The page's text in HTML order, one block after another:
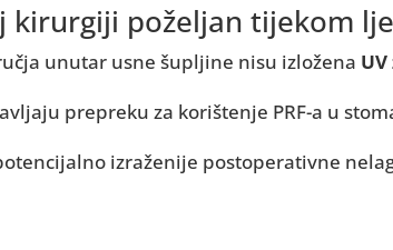
kirurgiji poželjan tijekom
unutar usne šupljine nisu izložena
prepreku za korištenje PRF-a u
izraženije postoperativne